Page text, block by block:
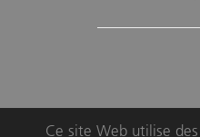
Ce site Web utilise